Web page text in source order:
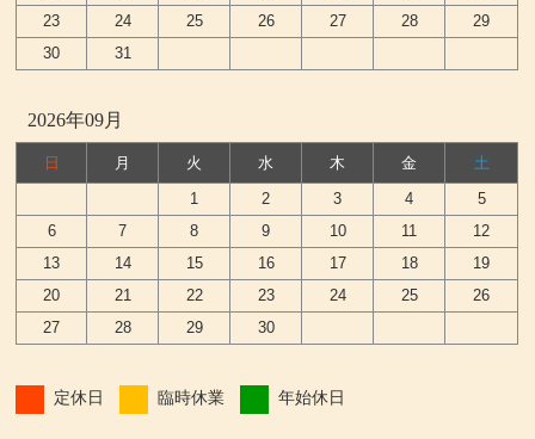
23
24 25 26 27 28
29
30
31
2026年09月
日 月 火 水 木 金
土
1
2 3 4
5
6
7 8 9 10 11
12
13
14 15 16 17 18
19
20
21 22 23 24 25
26
27
28 29 30
定休日 臨時休業 年始休日